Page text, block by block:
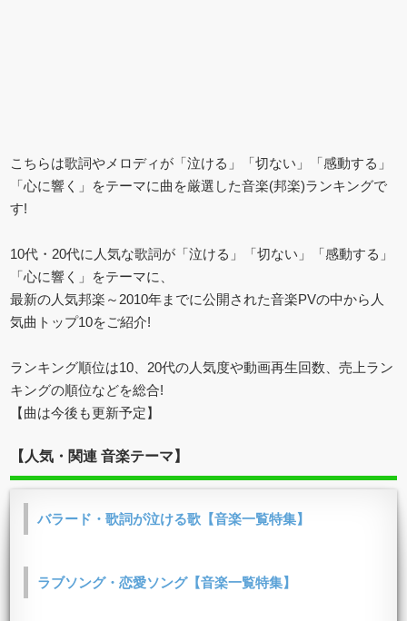
こちらは歌詞やメロディが「泣ける」「切ない」「感動する」
「心に響く」をテーマに曲を厳選した音楽(邦楽)ランキングで
す!
10代・20代に人気な歌詞が「泣ける」「切ない」「感動する」
「心に響く」をテーマに、
最新の人気邦楽～2010年までに公開された音楽PVの中から人
気曲トップ10をご紹介!
ランキング順位は10、20代の人気度や動画再生回数、売上ラン
キングの順位などを総合!
【曲は今後も更新予定】
【人気・関連 音楽テーマ】
バラード・歌詞が泣ける歌【音楽一覧特集】
ラブソング・恋愛ソング【音楽一覧特集】